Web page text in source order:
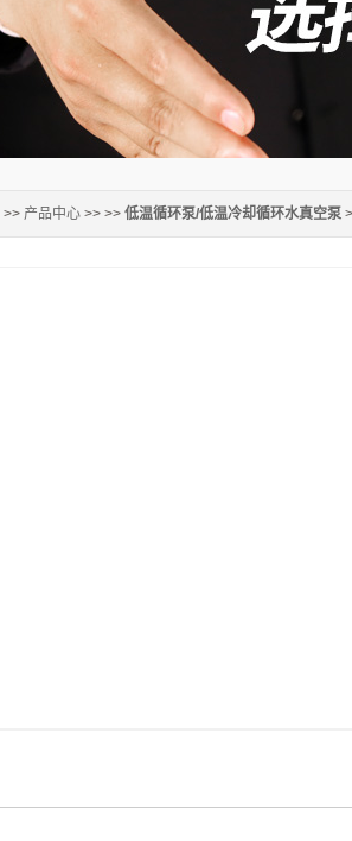
>> 产品中心 >> >> 低温循环泵/低温冷却循环水真空泵